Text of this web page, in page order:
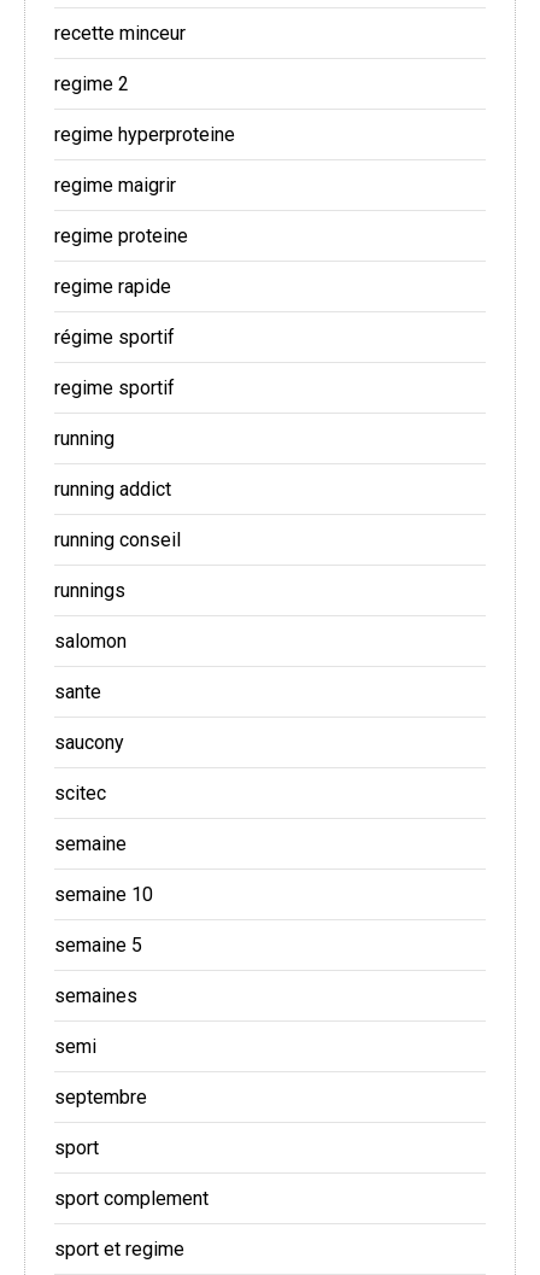
recette minceur
regime 2
regime hyperproteine
regime maigrir
regime proteine
regime rapide
régime sportif
regime sportif
running
running addict
running conseil
runnings
salomon
sante
saucony
scitec
semaine
semaine 10
semaine 5
semaines
semi
septembre
sport
sport complement
sport et regime